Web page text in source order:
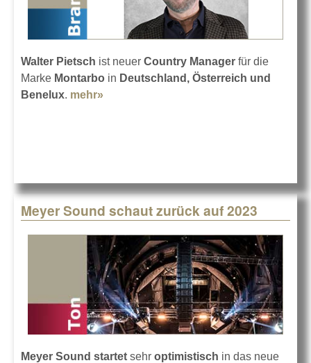
Walter Pietsch ist neuer Country Manager für die
Marke Montarbo in Deutschland, Österreich und
Benelux. mehr»
Meyer Sound schaut zurück auf 2023
Meyer Sound startet sehr optimistisch in das neue